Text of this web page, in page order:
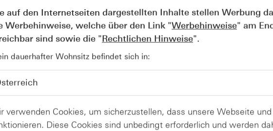
auf den Internetseiten dargestellten Inhalte stellen Werbung
Werbehinweise, welche über den Link "Werbehinweise" am
sind sowie die "Rechtlichen Hinweise".
dauerhafter Wohnsitz befindet sich in:
verwenden Cookies, um sicherzustellen, dass unsere Webseite
Diese Cookies sind unbedingt erforderlich und werden